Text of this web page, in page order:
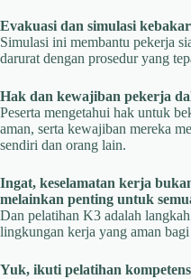
Evakuasi dan simulasi
Simulasi ini membantu pekerja
darurat dengan prosedur yang
Hak dan kewajiban pekerja
Peserta mengetahui hak untuk
aman, serta kewajiban mereka
sendiri dan orang lain.
Ingat, keselamatan kerja
melainkan penting untuk
Dan pelatihan K3 adalah
lingkungan kerja yang aman bagi
Yuk, ikuti pelatihan